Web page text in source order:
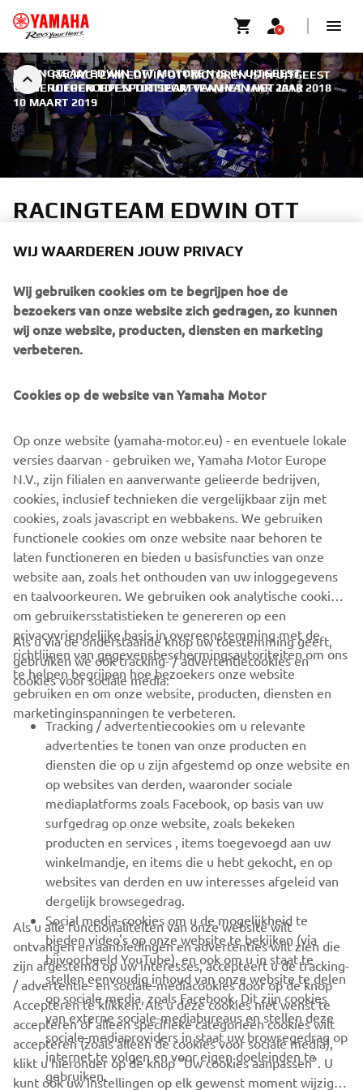
RACINGTEAM EDWIN OTT MOTOREN IS IN UITGEEST
UITGEROEPEN TOT SPORTTEAM VAN HET JAAR 2018
RACINGTEAM EDWIN OTT MOTOREN IS IN UITGEEST
UITGEROEPEN TOT SPORTTEAM VAN HET JAAR 2018 |
10 MAART 2019
RACINGTEAM EDWIN OTT
UITGEROEPEN TOT
SPORTTEAM VAN HET JAAR
2018
In februari 2019 werden de genomineerde teams en
stemmen op de sporters. Team Edwin Ott motoren stond
zaterdag 2 maart was in Uitgeest de werkelijke verkiezing.
Bijna het hele team was daar aanwezig om uit handen van
wethouder Cees Beentjes de beker en bloemen in
ontvangst te nemen. De eerste beker is binnen, we zijn er
blij mee. Laat het seizoen maar beginnen, op zaterdag 6
April zijn de eerste wedstrijden in Assen.
CORPORATE
VOOR BEDRIJVEN
MEER YAMAHA
ONDERSTEUNING
NIEUWSBRIEF
Wees de eerste die meer te weten komt over de nieuwste deals,
speciale evenementen, nieuwe producten en nog veel meer
ABONNEREN
Lees ons privacybeleid om te leren hoe we uw persoonlijke
gegevens verwerken:Privacyverklaring
WIJ WAARDEREN JOUW PRIVACY
Wij gebruiken cookies om te begrijpen hoe de
bezoekers van onze website zich gedragen, zo kunnen
wij onze website, producten, diensten en marketing
verbeteren.
Cookies op de website van Yamaha Motor
Op onze website (yamaha-motor.eu) - en eventuele lokale
versies daarvan - gebruiken we, Yamaha Motor Europe
N.V., zijn filialen en aanverwante gelieerde bedrijven,
cookies, inclusief technieken die vergelijkbaar zijn met
cookies, zoals javascript en webbakens. We gebruiken
functionele cookies om onze website naar behoren te
laten functioneren en bieden u basisfuncties van onze
website aan, zoals het onthouden van uw inloggegevens
en taalvoorkeuren. We gebruiken ook analytische cookies
om gebruikersstatistieken te genereren op een
privacyvriendelijke basis in overeenstemming met de
richtlijnen van gegevensbeschermingsautoriteiten om ons
te helpen begrijpen hoe bezoekers onze website
gebruiken en om onze website, producten, diensten en
marketinginspanningen te verbeteren.
Als u via de onderstaande knop uw toestemming geeft,
gebruiken we ook tracking- / advertentiecookies en
cookies voor sociale media:
Tracking / advertentiecookies om u relevante
advertenties te tonen van onze producten en
diensten die op u zijn afgestemd op onze website en
op websites van derden, waaronder sociale
mediaplatforms zoals Facebook, op basis van uw
surfgedrag op onze website, zoals bekeken
producten en services , items toegevoegd aan uw
winkelmandje, en items die u hebt gekocht, en op
websites van derden en uw interesses afgeleid van
dergelijk browsegedrag.
Social media-cookies om u de mogelijkheid te
bieden video's op onze website te bekijken (via
bijvoorbeeld YouTube), en ook om u in staat te
stellen eenvoudig inhoud van onze website te delen
op sociale media, zoals Facebook. Dit zijn cookies
van externe sociale-mediabureaus en stellen deze
sociale-mediaproviders in staat uw browsegedrag op
internet te volgen en voor eigen doeleinden te
gebruiken.
Als u alle functionaliteiten van onze website wilt
ontvangen en aanbiedingen en advertenties wilt zien die
zijn afgestemd op uw interesses, accepteert u de tracking-
/ advertentie- en sociale-mediacookies door op de knop
Accepteren te klikken. Als u deze cookies niet wenst te
accepteren of alleen specifieke categorieën cookies wilt
accepteren (zoals alleen de cookies voor sociale media),
klikt u hieronder op de knop "Uw cookies aanpassen". U
kunt ook uw instellingen op elk gewenst moment wijzigen